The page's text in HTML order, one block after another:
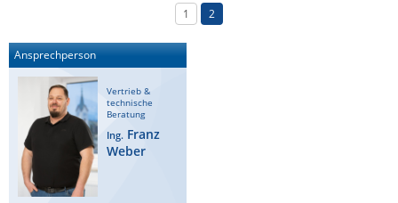
News zu unseren Herstellern
1 2
Ansprechperson
Vertrieb &
technische
Beratung
Ing. Franz
Weber